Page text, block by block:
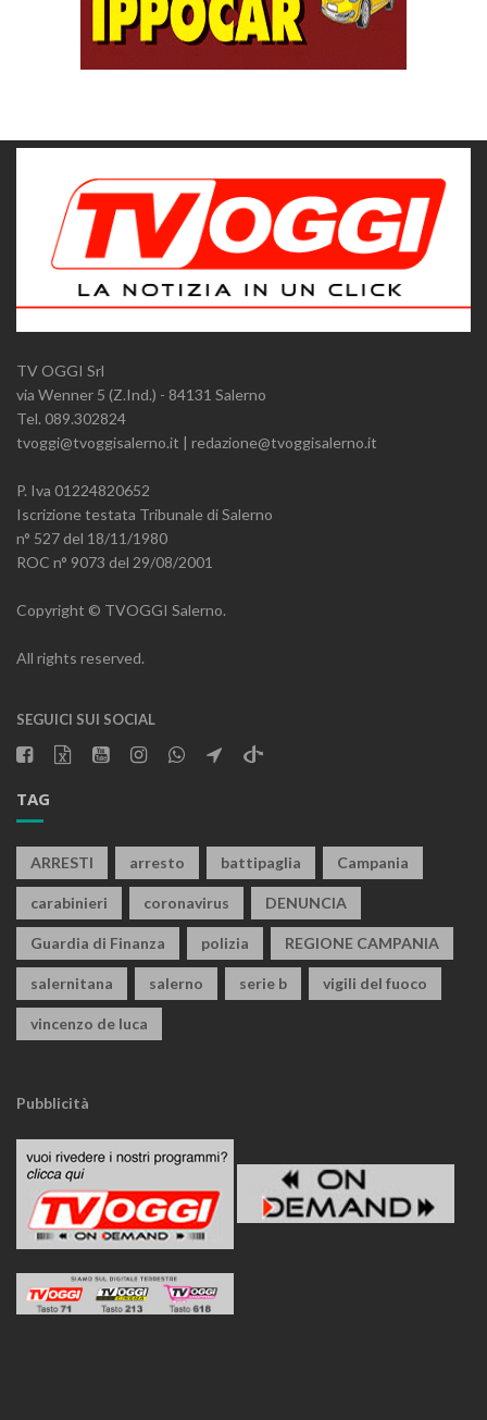
TV OGGI Srl
via Wenner 5 (Z.Ind.) - 84131 Salerno
Tel. 089.302824
tvoggi@tvoggisalerno.it | redazione@tvoggisalerno.it
P. Iva 01224820652
Iscrizione testata Tribunale di Salerno
n° 527 del 18/11/1980
ROC n° 9073 del 29/08/2001
Copyright © TVOGGI Salerno.
All rights reserved.
SEGUICI SUI SOCIAL
TAG
ARRESTI arresto battipaglia Campania
carabinieri coronavirus DENUNCIA
Guardia di Finanza polizia REGIONE CAMPANIA
salernitana salerno serie b vigili del fuoco
vincenzo de luca
Pubblicità